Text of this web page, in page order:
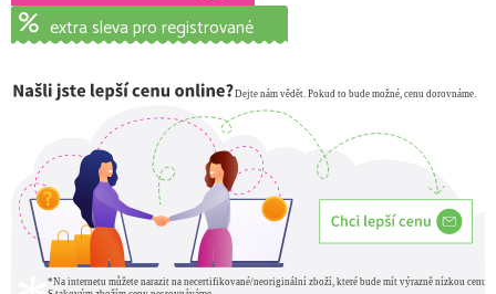
extra sleva pro registrované